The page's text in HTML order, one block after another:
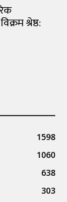
श्रेष्ठ:
1598
1060
638
303